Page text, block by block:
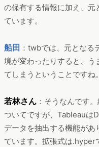
の保有する情報に加え、元
ています。
船田 ：twbでは、元となる
境が変わったりすると、う
てしまうということですね。
若林さん ：そうなんです
ついてですが、Tableauは
データを抽出する機能があ
ています。拡張式は.hyper